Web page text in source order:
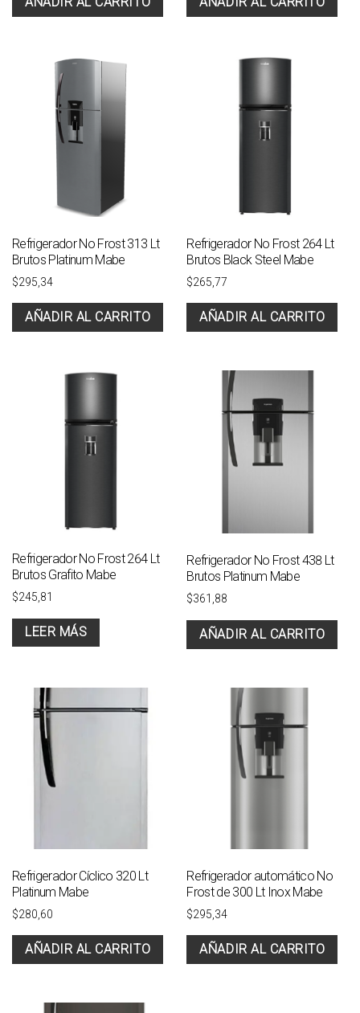
Refrigerador No Frost 313 Lt
Brutos Platinum Mabe
$295,34
AÑADIR AL CARRITO
Refrigerador No Frost 264 Lt
Brutos Black Steel Mabe
$265,77
AÑADIR AL CARRITO
Refrigerador No Frost 264 Lt
Brutos Grafito Mabe
$245,81
LEER MÁS
Refrigerador No Frost 438 Lt
Brutos Platinum Mabe
$361,88
AÑADIR AL CARRITO
Refrigerador Cíclico 320 Lt
Platinum Mabe
$280,60
AÑADIR AL CARRITO
Refrigerador automático No
Frost de 300 Lt Inox Mabe
$295,34
AÑADIR AL CARRITO